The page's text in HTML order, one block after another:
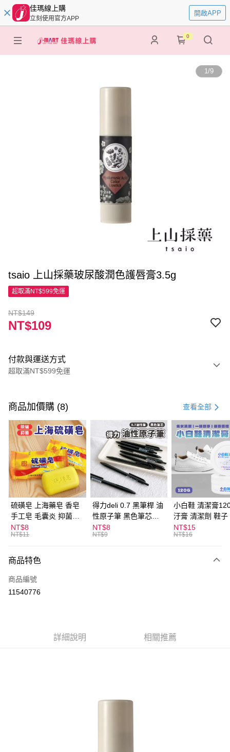
佳瑪線上購
立刻使用官方APP
開啟APP
0
1/9
tsaio 上山採藥玻尿酸潤色護唇膏3.5g
超取滿NT$599免運
NT$149
NT$109
付款與運送方式
超取滿NT$599免運
信用卡一次付款
超商取貨付款
LINE Pay
Apple Pay
街口支付
悠遊付
ATM付款
全家取貨付款
每筆NT$60，滿NT$599(含以上)免運費
付款後全家取貨
每筆NT$60，滿NT$599(含以上)免運費
商品加價購 (8) 查看全部
硫磺皂 上海藥皂 香皂
手工皂 毛囊炎 抑菌除
蟎 清潔護膚 去油去痘
寵物皮膚病 狗狗貓咪
NT$8
NT$11
得力deli 0.7 黑筆桿 油
性原子筆 黑色筆芯
S304
NT$8
NT$9
小白鞋 清潔膏
汙膏 清潔劑 鞋子
漬 白皮鞋 鞋油
NT$15
NT$16
商品特色
商品編號
11540776
詳細說明 相關推薦